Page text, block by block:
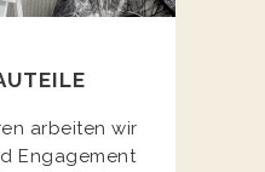
arbeiten wir
Engagement